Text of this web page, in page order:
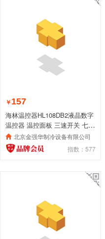
￥ 157
海林温控器HL108DB2液晶数字
温控器 温控面板 三速开关 七线
制 北京金强华制冷设备有限公司
指数：577